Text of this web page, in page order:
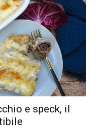
e speck, il